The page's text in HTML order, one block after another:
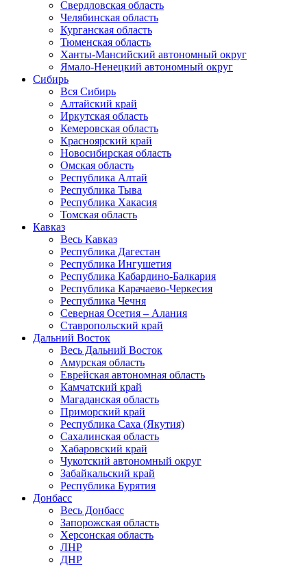
Свердловская область
Челябинская область
Курганская область
Тюменская область
Ханты-Мансийский автономный округ
Ямало-Ненецкий автономный округ
Сибирь
Вся Сибирь
Алтайский край
Иркутская область
Кемеровская область
Красноярский край
Новосибирская область
Омская область
Республика Алтай
Республика Тыва
Республика Хакасия
Томская область
Кавказ
Весь Кавказ
Республика Дагестан
Республика Ингушетия
Республика Кабардино-Балкария
Республика Карачаево-Черкесия
Республика Чечня
Северная Осетия – Алания
Ставропольский край
Дальний Восток
Весь Дальний Восток
Амурская область
Еврейская автономная область
Камчатский край
Магаданская область
Приморский край
Республика Саха (Якутия)
Сахалинская область
Хабаровский край
Чукотский автономный округ
Забайкальский край
Республика Бурятия
Донбасс
Весь Донбасс
Запорожская область
Херсонская область
ЛНР
ДНР